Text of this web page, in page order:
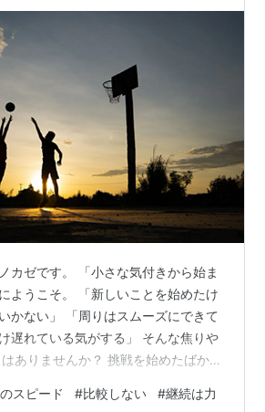
カゼです。 「小さな気付きから始ま
ようこそ。 「新しいことを始めたけ
かない」 「周りはスムーズにできて
遅れている気がする」 そんな焦りや
ありませんか？ 挑戦を始めたばかり
に、 新しいことは すぐにできるよ
スピード #比較しない #継続は力